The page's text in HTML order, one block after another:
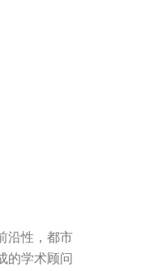
沿性，都市
的学术顾问